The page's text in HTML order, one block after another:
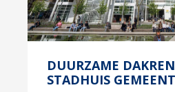
DUURZAME
STADHUIS